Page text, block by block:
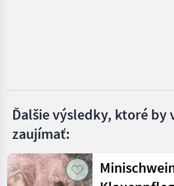
Ďalšie výsledky, ktoré by
zaujímať: